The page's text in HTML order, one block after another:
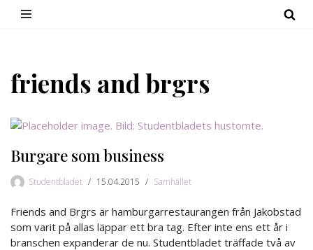
friends and brgrs
Burgare som business
Studentbladet 15.04.2015 Samhället
Friends and Brgrs är hamburgarrestaurangen från Jakobstad
som varit på allas läppar ett bra tag. Efter inte ens ett år i
branschen expanderar de nu. Studentbladet träffade två av